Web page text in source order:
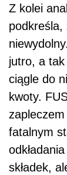
Z kolei
jutro, a
ciągle do
kwoty.
fatalnym
składek,